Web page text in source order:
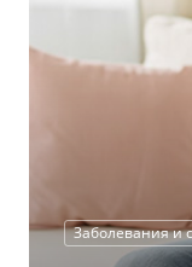
Заболевания и